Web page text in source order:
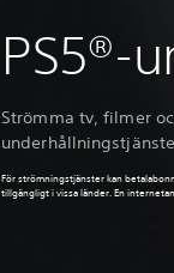
PS5®-
Strömma tv, filmer
För strömningstjänster kan
tillgängligt i vissa länder. En